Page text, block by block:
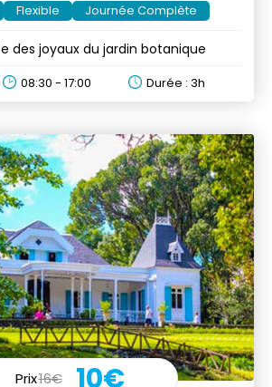
Flexible Journée Complète
des joyaux du jardin botanique
08:30 - 17:00 Durée : 3h
Prix16€ 10€